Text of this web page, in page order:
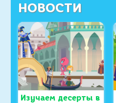
НОВОСТИ
Изучаем десерты в